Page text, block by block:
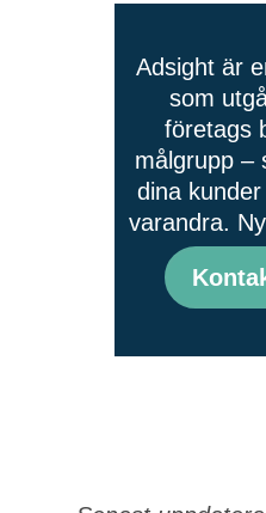
Adsight är
som
företags
målgrupp –
dina
varandra.